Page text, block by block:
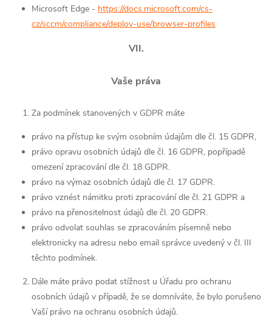
Microsoft Edge - https://docs.microsoft.com/cs-
cz/sccm/compliance/deploy-use/browser-profiles
VII.
Vaše práva
Za podmínek stanovených v GDPR máte
právo na přístup ke svým osobním údajům dle čl. 15 GDPR,
právo opravu osobních údajů dle čl. 16 GDPR, popřípadě
omezení zpracování dle čl. 18 GDPR.
právo na výmaz osobních údajů dle čl. 17 GDPR.
právo vznést námitku proti zpracování dle čl. 21 GDPR a
právo na přenositelnost údajů dle čl. 20 GDPR.
právo odvolat souhlas se zpracováním písemně nebo
elektronicky na adresu nebo email správce uvedený v čl. III
těchto podmínek.
Dále máte právo podat stížnost u Úřadu pro ochranu
osobních údajů v případě, že se domníváte, že bylo porušeno
Vaší právo na ochranu osobních údajů.